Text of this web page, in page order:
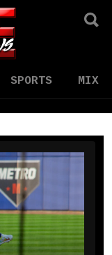
SPORTS MIX